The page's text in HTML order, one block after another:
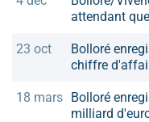
attendant
23 oct
Bolloré
chiffre
18 mars Bolloré
milliard